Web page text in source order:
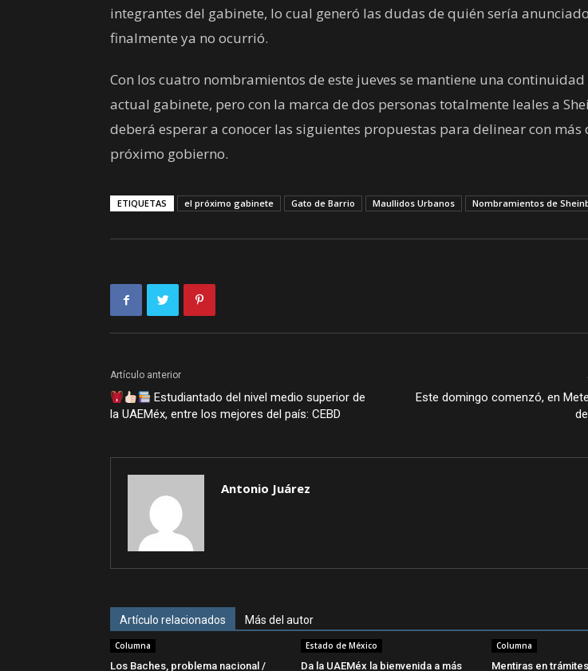
integrantes del gabinete, lo cual generó las dudas de quién sería
finalmente ya no ocurrió.
Con los cuatro nombramientos de este jueves se mantiene una continuidad
actual gabinete, pero con la marca de dos personas totalmente leales a
deberá esperar a conocer las siguientes propuestas para delinear con más
próximo gobierno.
ETIQUETAS el próximo gabinete Gato de Barrio Maullidos Urbanos Nombramientos de
Artículo anterior
Estudiantado del nivel medio superior de
la UAEMéx, entre los mejores del país: CEBD
Este domingo comenzó, en
Antonio Juárez
Artículo relacionados Más del autor
Columna
Los Baches, problema nacional /
Estado de México
Da la UAEMéx la bienvenida a más
Columna
Mentiras en